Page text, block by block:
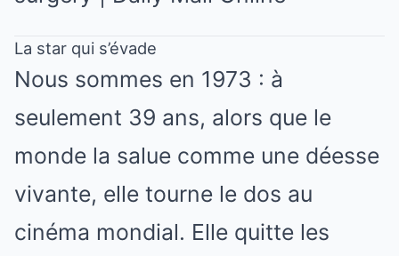
La star qui s’évade
Nous sommes en 1973 : à
seulement 39 ans, alors que le
monde la salue comme une déesse
vivante, elle tourne le dos au
cinéma mondial. Elle quitte les